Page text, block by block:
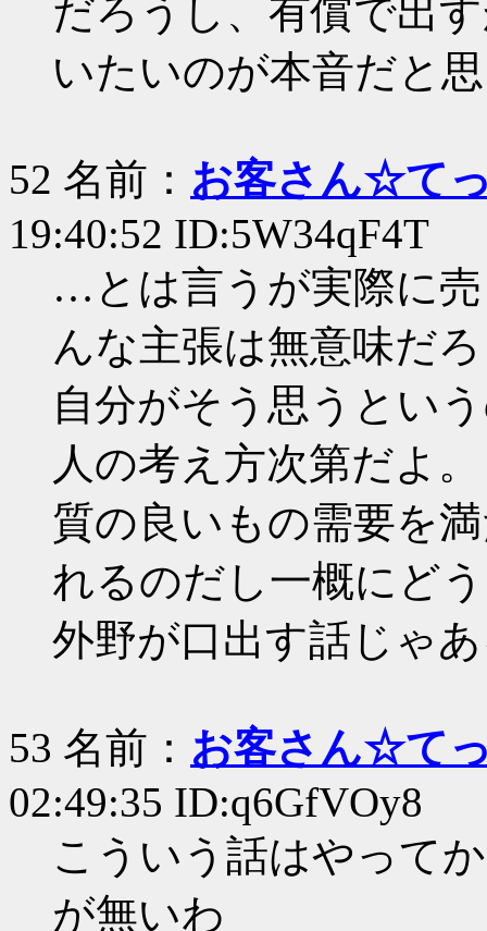
だろうし、有償で出
いたいのが本音だと
52 名前： お客さん☆て
19:40:52 ID:5W34qF4T
…とは言うが実際に
んな主張は無意味だ
自分がそう思うとい
人の考え方次第だよ。
質の良いもの需要を
れるのだし一概にど
外野が口出す話じゃ
53 名前： お客さん☆て
02:49:35 ID:q6GfVOy8
こういう話はやって
が無いわ